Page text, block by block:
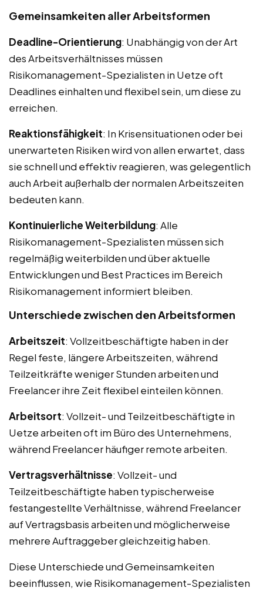
Gemeinsamkeiten aller Arbeitsformen
Deadline-Orientierung: Unabhängig von der Art
des Arbeitsverhältnisses müssen
Risikomanagement-Spezialisten in Uetze oft
Deadlines einhalten und flexibel sein, um diese zu
erreichen.
Reaktionsfähigkeit: In Krisensituationen oder bei
unerwarteten Risiken wird von allen erwartet, dass
sie schnell und effektiv reagieren, was gelegentlich
auch Arbeit außerhalb der normalen Arbeitszeiten
bedeuten kann.
Kontinuierliche Weiterbildung: Alle
Risikomanagement-Spezialisten müssen sich
regelmäßig weiterbilden und über aktuelle
Entwicklungen und Best Practices im Bereich
Risikomanagement informiert bleiben.
Unterschiede zwischen den Arbeitsformen
Arbeitszeit: Vollzeitbeschäftigte haben in der
Regel feste, längere Arbeitszeiten, während
Teilzeitkräfte weniger Stunden arbeiten und
Freelancer ihre Zeit flexibel einteilen können.
Arbeitsort: Vollzeit- und Teilzeitbeschäftigte in
Uetze arbeiten oft im Büro des Unternehmens,
während Freelancer häufiger remote arbeiten.
Vertragsverhältnisse: Vollzeit- und
Teilzeitbeschäftigte haben typischerweise
festangestellte Verhältnisse, während Freelancer
auf Vertragsbasis arbeiten und möglicherweise
mehrere Auftraggeber gleichzeitig haben.
Diese Unterschiede und Gemeinsamkeiten
beeinflussen, wie Risikomanagement-Spezialisten